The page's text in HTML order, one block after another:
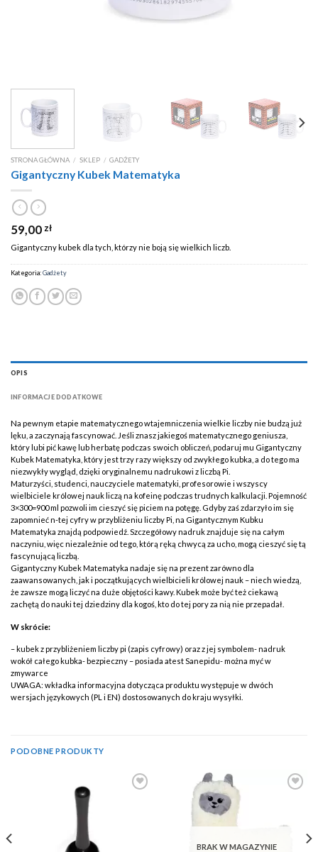
STRONA GŁÓWNA / SKLEP / GADŻETY
Gigantyczny Kubek Matematyka
59,00 zł
Gigantyczny kubek dla tych, którzy nie boją się wielkich liczb.
Kategoria:Gadżety
OPIS
INFORMACJE DODATKOWE
Na pewnym etapie matematycznego wtajemniczenia wielkie liczby nie budzą już
lęku, a zaczynają fascynować. Jeśli znasz jakiegoś matematycznego geniusza,
który lubi pić kawę lub herbatę podczas swoich obliczeń, podaruj mu Gigantyczny
Kubek Matematyka, który jest trzy razy większy od zwykłego kubka, a do tego ma
niezwykły wygląd, dzięki oryginalnemu nadrukowi z liczbą Pi.
Maturzyści, studenci, nauczyciele matematyki, profesorowie i wszyscy
wielbiciele królowej nauk liczą na kofeinę podczas trudnych kalkulacji. Pojemność
3×300=900 ml pozwoli im cieszyć się piciem na potęgę. Gdyby zaś zdarzyło im się
zapomnieć n-tej cyfry w przybliżeniu liczby Pi, na Gigantycznym Kubku
Matematyka znajdą podpowiedź. Szczegółowy nadruk znajduje się na całym
naczyniu, więc niezależnie od tego, którą ręką chwycą za ucho, mogą cieszyć się tą
fascynującą liczbą.
Gigantyczny Kubek Matematyka nadaje się na prezent zarówno dla
zaawansowanych, jak i początkujących wielbicieli królowej nauk – niech wiedzą,
że zawsze mogą liczyć na duże objętości kawy. Kubek może być też ciekawą
zachętą do nauki tej dziedziny dla kogoś, kto do tej pory za nią nie przepadał.
W skrócie:
– kubek z przybliżeniem liczby pi (zapis cyfrowy) oraz z jej symbolem- nadruk
wokół całego kubka- bezpieczny – posiada atest Sanepidu- można myć w
zmywarce
UWAGA: wkładka informacyjna dotycząca produktu występuje w dwóch
wersjach językowych (PL i EN) dostosowanych do kraju wysyłki.
PODOBNE PRODUKTY
BRAK W MAGAZYNIE